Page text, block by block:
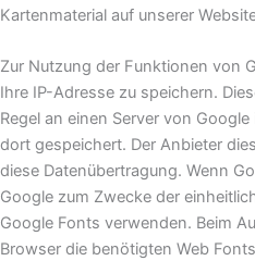
Kartenmaterial auf unserer
Zur Nutzung der Funktionen von
Ihre IP-Adresse zu speichern.
Regel an einen Server von
dort gespeichert. Der Anbieter
diese Datenübertragung. Wenn
Google zum Zwecke der
Google Fonts verwenden. Beim
Browser die benötigten Web